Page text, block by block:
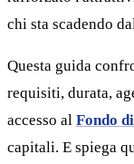
chi sta scadendo
Questa guida
requisiti, durata,
accesso al Fondo
capitali. E spiega